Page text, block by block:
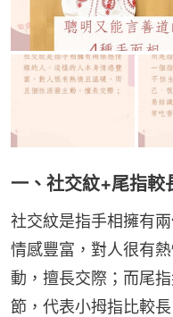
一、社交紋+尾指較
社交紋是指手相擁有
情感豐富，對人很有
動，擅長交際；而尾
節，代表小拇指比較